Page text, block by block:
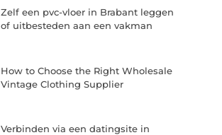
Zelf een pvc-vloer in Brabant leggen
of uitbesteden aan een vakman
How to Choose the Right Wholesale
Vintage Clothing Supplier
Verbinden via een datingsite in